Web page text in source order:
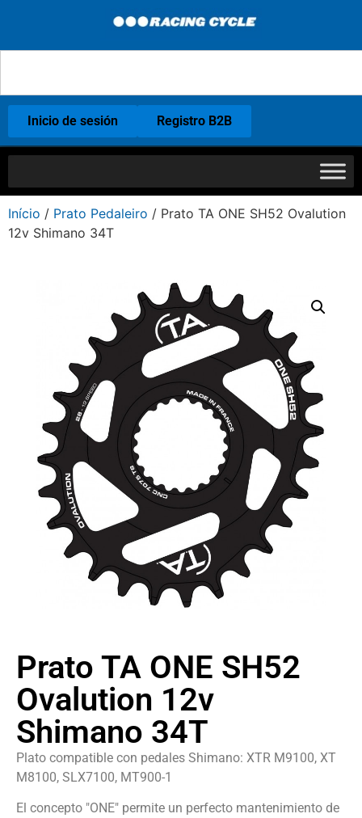
Inicio de sesión Registro B2B
Início / Prato Pedaleiro / Prato TA ONE SH52 Ovalution
12v Shimano 34T
Prato TA ONE SH52
Ovalution 12v
Shimano 34T
Plato compatible con pedales Shimano: XTR M9100, XT
M8100, SLX7100, MT900-1
El concepto "ONE" permite un perfecto mantenimiento de